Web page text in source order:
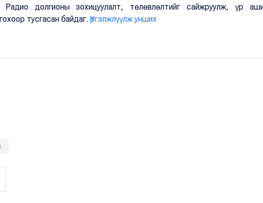
Радио долгионы зохицуулалт, төлөвлөлтийг сайжруулж, үр
тусгасан байдаг. Үргэлжлүүлж унших